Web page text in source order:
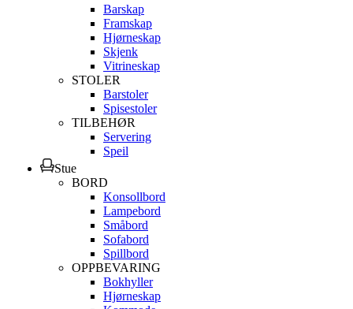
Barskap
Framskap
Hjørneskap
Skjenk
Vitrineskap
STOLER
Barstoler
Spisestoler
TILBEHØR
Servering
Speil
Stue
BORD
Konsollbord
Lampebord
Småbord
Sofabord
Spillbord
OPPBEVARING
Bokhyller
Hjørneskap